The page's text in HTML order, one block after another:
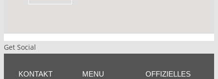
Get Social
KONTAKT MENU OFFIZIELLES